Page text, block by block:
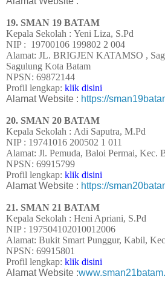
19. SMAN 19 BATAM
Kepala Sekolah : Yeni Liza, S.Pd
NIP : 19700106 199802 2 004
Alamat: JL. BRIGJEN KATAMSO ,
Sagulung Kota Batam
NPSN: 69872144
Profil lengkap: klik disini
Alamat Website : https://
20. SMAN 20 BATAM
Kepala Sekolah : Adi Saputra, M.Pd
NIP : 19741016 200502 1 011
Alamat: Jl. Pemuda, Baloi Permai, Kec.
NPSN: 69915799
Profil lengkap: klik disini
Alamat Website : https://
21. SMAN 21 BATAM
Kepala Sekolah : Heni Apriani, S.Pd
NIP : 197504102010012006
Alamat: Bukit Smart Punggur, Kabil,
NPSN: 69915801
Profil lengkap: klik disini
Alamat Website :